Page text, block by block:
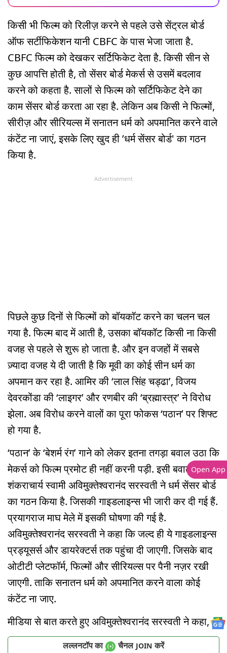
किसी भी फिल्म को रिलीज़ करने से पहले उसे सेंट्रल बोर्ड
ऑफ सर्टीफिकेशन यानी CBFC के पास भेजा जाता है.
CBFC फिल्म को देखकर सर्टिफिकेट देता है. किसी सीन से
कुछ आपत्ति होती है, तो सेंसर बोर्ड मेकर्स से उसमें बदलाव
करने को कहता है. सालों से फिल्म को सर्टिफिकेट देने का
काम सेंसर बोर्ड करता आ रहा है. लेकिन अब किसी ने फिल्मों,
सीरीज़ और सीरियल्स में सनातन धर्म को अपमानित करने वाले
कंटेंट ना जाएं, इसके लिए खुद ही ’धर्म सेंसर बोर्ड' का गठन
किया है.
Advertisement
पिछले कुछ दिनों से फिल्मों को बॉयकॉट करने का चलन चल
गया है. फिल्म बाद में आती है, उसका बॉयकॉट किसी ना किसी
वजह से पहले से शुरू हो जाता है. और इन वजहों में सबसे
ज़्यादा वजह ये दी जाती है कि मूवी का कोई सीन धर्म का
अपमान कर रहा है. आमिर की ‘लाल सिंह चड्ढा’, विजय
देवरकोंडा की ‘लाइगर’ और रणबीर की ‘ब्रह्मास्त्र’ ने विरोध
झेला. अब विरोध करने वालों का पूरा फोकस ‘पठान’ पर शिफ्ट
हो गया है.
‘पठान’ के ‘बेशर्म रंग’ गाने को लेकर इतना तगड़ा बवाल उठा कि
मेकर्स को फिल्म प्रमोट ही नहीं करनी पड़ी. इसी बवाल के बाद
शंकराचार्य स्वामी अविमुक्तेश्वरानंद सरस्वती ने धर्म सेंसर बोर्ड
का गठन किया है. जिसकी गाइडलाइन्स भी जारी कर दी गई हैं.
प्रयागराज माघ मेले में इसकी घोषणा की गई है.
अविमुक्तेश्वरानंद सरस्वती ने कहा कि जल्द ही ये गाइडलाइन्स
प्रड्यूसर्स और डायरेक्टर्स तक पहुंचा दी जाएगी. जिसके बाद
ओटीटी प्लेटफॉर्म, फिल्मों और सीरियल्स पर पैनी नज़र रखी
जाएगी. ताकि सनातन धर्म को अपमानित करने वाला कोई
कंटेंट ना जाए.
मीडिया से बात करते हुए अविमुक्तेश्वरानंद सरस्वती ने कहा,
लल्लनटॉप का चैनल JOIN करें
Open App